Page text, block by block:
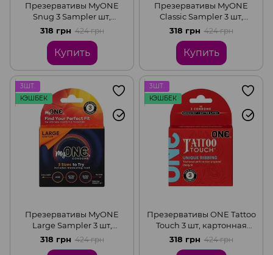
Презервативы MyONE
Snug 3 Sampler шт,
картонная коробка
318 грн 424 грн
Купить
Презервативы MyONE
Classic Sampler 3 шт,
картонная коробка
318 грн 424 грн
Купить
3ШТ.
КЭШБЕК
Презервативы MyONE
Large Sampler 3 шт,
картонная коробка
318 грн 424 грн
3ШТ.
КЭШБЕК
Презервативы ONE Tattoo
Touch 3 шт, картонная
коробка
318 грн 424 грн